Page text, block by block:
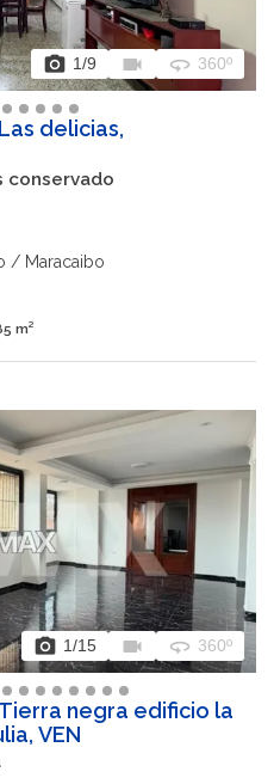
photo_camera 1/9 videocam 360 360º
delicias,
conservado
/ Maracaibo
m²
photo_camera 1/15 videocam 360 360º
negra edificio la
VEN